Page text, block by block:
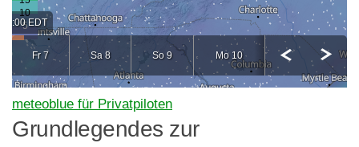
meteoblue für Privatpiloten
Grundlegendes zur